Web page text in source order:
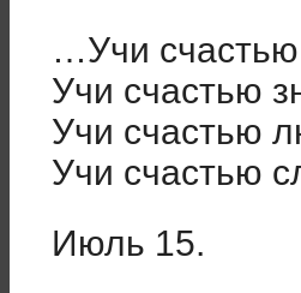
…Учи счастью
Учи счастью
Учи счастью
Учи счастью
Июль 15.